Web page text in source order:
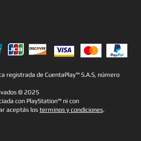
registrada de CuentaPlay™ S.A.S, número
© 2025
con PlayStation™ ni con
aceptás los terminos y condiciones.